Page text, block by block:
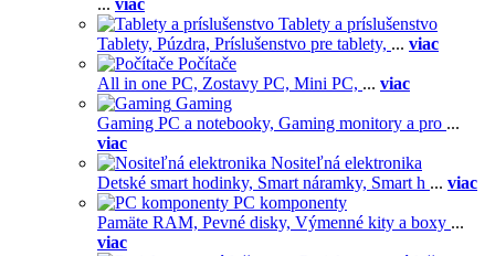
... viac
Tablety a príslušenstvo
Tablety, Púzdra, Príslušenstvo pre tablety, ... viac
Počítače
All in one PC, Zostavy PC, Mini PC, ... viac
Gaming
Gaming PC a notebooky, Gaming monitory a pro ...
viac
Nositeľná elektronika
Detské smart hodinky, Smart náramky, Smart h ... viac
PC komponenty
Pamäte RAM, Pevné disky, Výmenné kity a boxy ...
viac